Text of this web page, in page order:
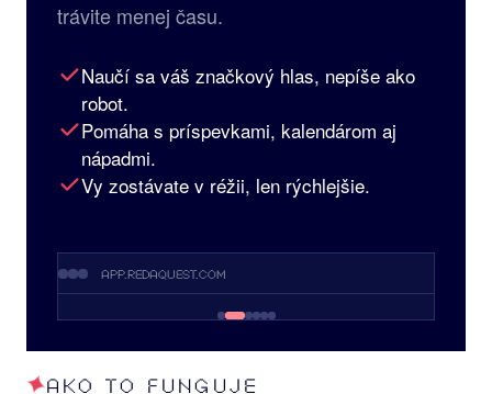
trávite menej času.
Naučí sa váš značkový hlas, nepíše ako
robot.
Pomáha s príspevkami, kalendárom aj
nápadmi.
Vy zostávate v réžii, len rýchlejšie.
app.redaquest.com
AKO TO FUNGUJE